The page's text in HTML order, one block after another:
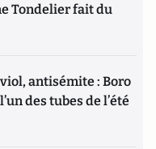
Tondelier fait du
antisémite : Boro
des tubes de l’été